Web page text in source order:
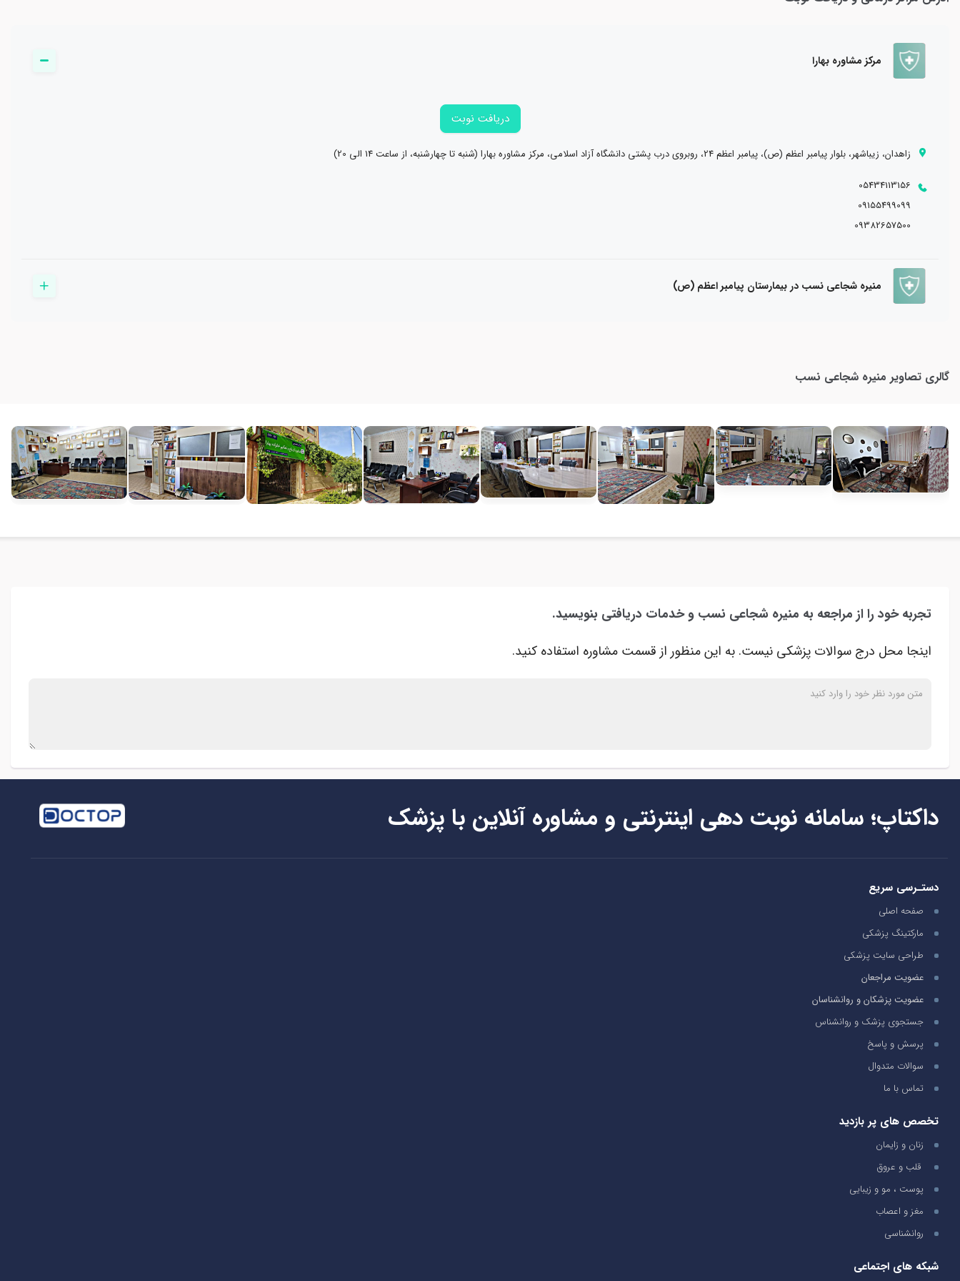
مرکز مشاوره بهارا
دریافت نوبت
زاهدان، زیباشهر، بلوار پیامبر اعظم (ص)، پیامبر اعظم 24، روبروی درب پشتی دانشگاه آزاد اسلامی، مرکز مشاوره بهارا (شنبه تا چهارشنبه، از ساعت 14 الی 20)
05434113156
09155499099
09382657500
منیره شجاعی نسب در بیمارستان پیامبر اعظم (ص)
گالری تصاویر منیره شجاعی نسب
تجربه خود را از مراجعه به منیره شجاعی نسب و خدمات دریافتی بنویسید.
اینجا محل درج سوالات پزشکی نیست. به این منظور از قسمت مشاوره استفاده کنید.
داکتاپ؛ سامانه نوبت دهی اینترنتی و مشاوره آنلاین با پزشک
دستـرسی سریع
صفحه اصلی
مارکتینگ پزشکی
طراحی سایت پزشکی
عضویت مراجعان
عضویت پزشکان و روانشناسان
جستجوی پزشک و روانشناس
پرسش و پاسخ
سوالات متدوال
تماس با ما
تخصص های پر بازدید
زنان و زایمان
قلب و عروق
پوست ، مو و زیبایی
مغز و اعصاب
روانشناسی
شبکه های اجتماعی